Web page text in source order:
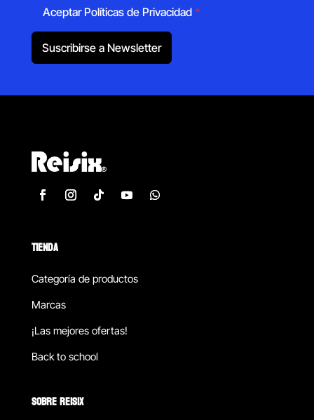
Aceptar Políticas de Privacidad *
Suscribirse a Newsletter
TIENDA
Categoría de productos
Marcas
¡Las mejores ofertas!
Back to school
SOBRE REISIX